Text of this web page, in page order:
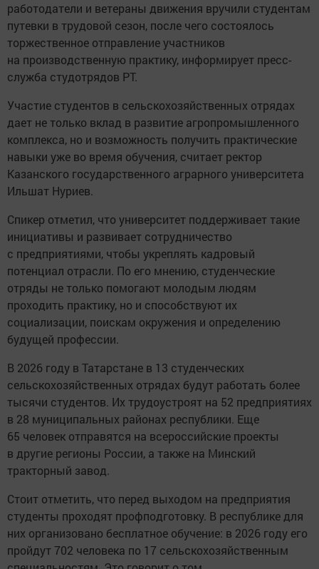
работодатели и ветераны движения вручили студентам
путевки в трудовой сезон, после чего состоялось
торжественное отправление участников
на производственную практику, информирует пресс-
служба студотрядов РТ.
Участие студентов в сельскохозяйственных отрядах
дает не только вклад в развитие агропромышленного
комплекса, но и возможность получить практические
навыки уже во время обучения, считает ректор
Казанского государственного аграрного университета
Ильшат Нуриев.
Спикер отметил, что университет поддерживает такие
инициативы и развивает сотрудничество
с предприятиями, чтобы укреплять кадровый
потенциал отрасли. По его мнению, студенческие
отряды не только помогают молодым людям
проходить практику, но и способствуют их
социализации, поискам окружения и определению
будущей профессии.
В 2026 году в Татарстане в 13 студенческих
сельскохозяйственных отрядах будут работать более
тысячи студентов. Их трудоустроят на 52 предприятиях
в 28 муниципальных районах республики. Еще
65 человек отправятся на всероссийские проекты
в другие регионы России, а также на Минский
тракторный завод.
Стоит отметить, что перед выходом на предприятия
студенты проходят профподготовку. В республике для
них организовано бесплатное обучение: в 2026 году его
пройдут 702 человека по 17 сельскохозяйственным